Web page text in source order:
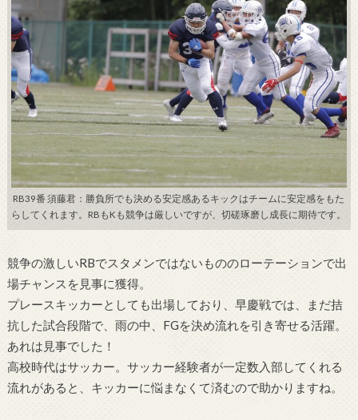
RB39番 須藤君：勝負所でも決める安定感あるキックはチームに安定感をもた
らしてくれます。RBもKも競争は厳しいですが、切磋琢磨し成長に期待です。
競争の激しいRBでスタメンではないもののローテーションで出
場チャンスを見事に獲得。
プレースキッカーとしても出場しており、早慶戦では、
まだ拮
抗した試合段階で、雨の中、 FGを決め流れを引き寄せる活躍。
あれは見事でした！
高校時代はサッカー。サッカー経験者が一定数入部してくれる
流れがあると、 キッカーに悩まなくて済むので助かりますね。